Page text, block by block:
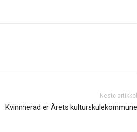
Neste artikkel
Kvinnherad er Årets kulturskulekommune